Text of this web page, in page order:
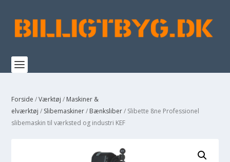
Forside /Værktøj / Maskiner &
elværktøj / Slibemaskiner/ Bænksliber/ Slibette 8ne Professionel
slibemaskin til værksted og industri KEF